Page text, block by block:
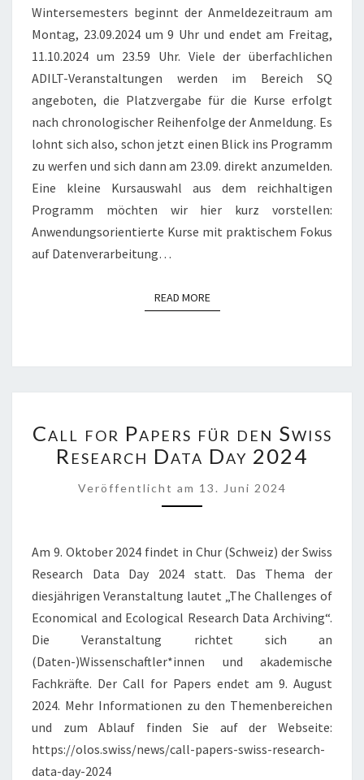
Wintersemesters beginnt der Anmeldezeitraum am
Montag, 23.09.2024 um 9 Uhr und endet am Freitag,
11.10.2024 um 23.59 Uhr. Viele der überfachlichen
ADILT-Veranstaltungen werden im Bereich SQ
angeboten, die Platzvergabe für die Kurse erfolgt
nach chronologischer Reihenfolge der Anmeldung. Es
lohnt sich also, schon jetzt einen Blick ins Programm
zu werfen und sich dann am 23.09. direkt anzumelden.
Eine kleine Kursauswahl aus dem reichhaltigen
Programm möchten wir hier kurz vorstellen:
Anwendungsorientierte Kurse mit praktischem Fokus
auf Datenverarbeitung…
READ MOREREAD MORE
FOR
PAPERS
FÜR
DEN
SWISS
DAY
2024
Call for Papers für den Swiss
Research Data Day 2024
Veröffentlicht am 13. Juni 2024
Am 9. Oktober 2024 findet in Chur (Schweiz) der Swiss
Research Data Day 2024 statt. Das Thema der
diesjährigen Veranstaltung lautet „The Challenges of
Economical and Ecological Research Data Archiving“.
Die Veranstaltung richtet sich an
(Daten-)Wissenschaftler*innen und akademische
Fachkräfte. Der Call for Papers endet am 9. August
2024. Mehr Informationen zu den Themenbereichen
und zum Ablauf finden Sie auf der Webseite:
https://olos.swiss/news/call-papers-swiss-research-
data-day-2024